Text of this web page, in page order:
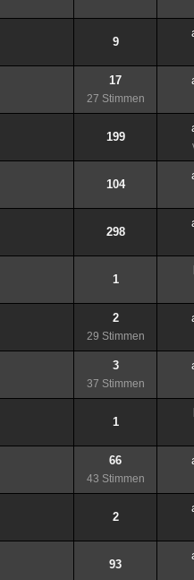
9
17
27 Stimmen
199
104
298
1
2
29 Stimmen
3
37 Stimmen
1
66
43 Stimmen
2
93